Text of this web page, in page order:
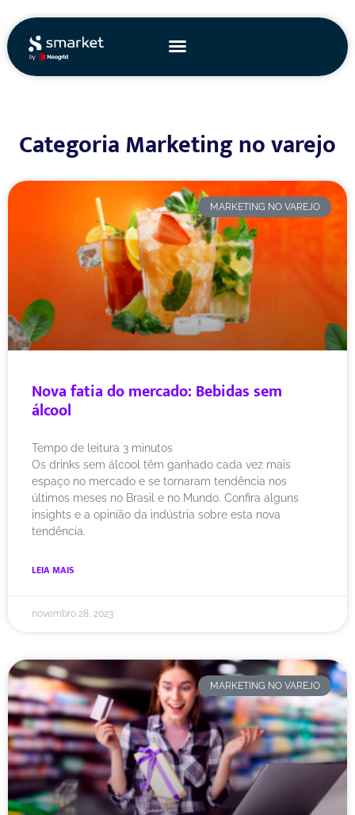
para
o
conteúdo
Categoria Marketing no varejo
MARKETING NO VAREJO
Nova fatia do mercado: Bebidas sem
álcool
Tempo de leitura 3 minutos
Os drinks sem álcool têm ganhado cada vez mais
espaço no mercado e se tornaram tendência nos
últimos meses no Brasil e no Mundo. Confira alguns
insights e a opinião da indústria sobre esta nova
tendência.
LEIA MAIS
novembro 28, 2023
MARKETING NO VAREJO